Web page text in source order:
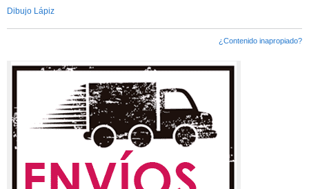
Dibujo Lápiz
¿Contenido inapropiado?